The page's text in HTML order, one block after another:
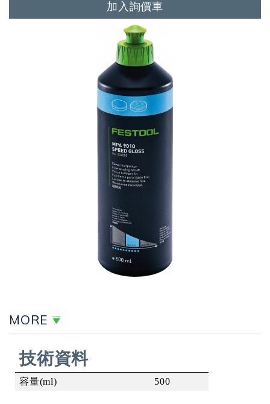
加入詢價車
MORE
技術資料
容量(ml) 500